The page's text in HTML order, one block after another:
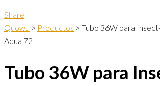
Share
Quowu > Productos > Tubo 36W para
Aqua 72
Tubo 36W para